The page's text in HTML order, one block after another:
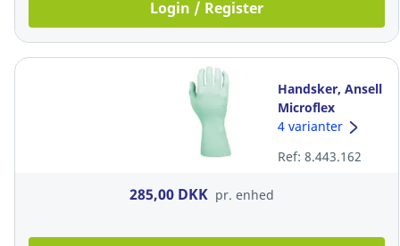
Login / Register
Handsker, Ansell
Microflex
NeoTouch 25-
a 100 stk
4 varianter
Ref: 8.443.162
285,00 DKK pr. enhed